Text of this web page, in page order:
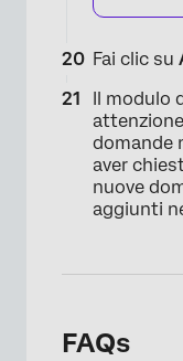
Fai clic su
Il modulo
domande
aver
nuove
aggiunti
FAQs